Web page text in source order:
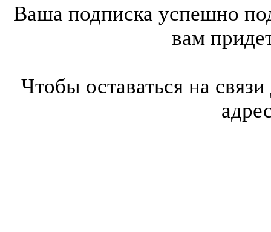
Ваша подписка успешно
вам
Чтобы оставаться на